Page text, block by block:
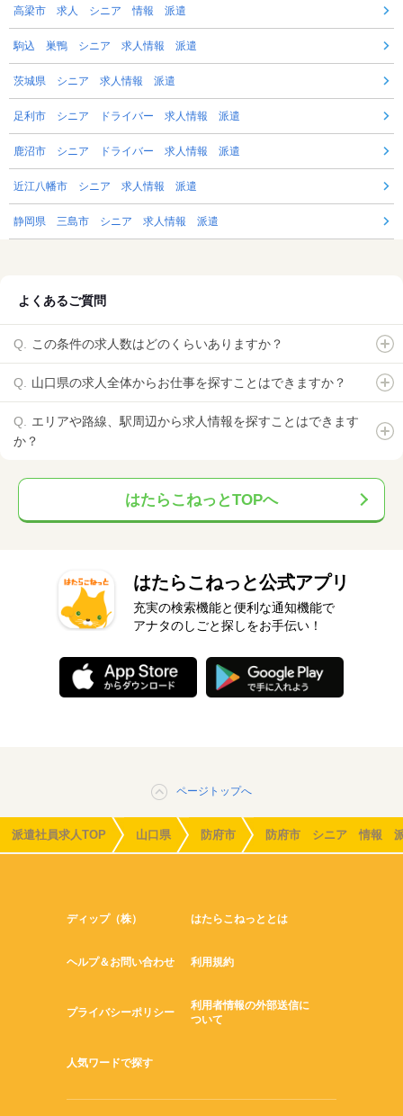
高梁市 求人 シニア 情報 派遣
駒込 巣鴨 シニア 求人情報 派遣
茨城県 シニア 求人情報 派遣
足利市 シニア ドライバー 求人情報 派遣
鹿沼市 シニア ドライバー 求人情報 派遣
近江八幡市 シニア 求人情報 派遣
静岡県 三島市 シニア 求人情報 派遣
よくあるご質問
この条件の求人数はどのくらいありますか？
山口県の求人全体からお仕事を探すことはできますか？
エリアや路線、駅周辺から求人情報を探すことはできます
か？
はたらこねっとTOPへ
はたらこねっと公式アプリ
充実の検索機能と便利な通知機能で
アナタのしごと探しをお手伝い！
ページトップへ
派遣社員求人TOP 山口県 防府市 防府市 シニア 情報 派
ディップ（株） はたらこねっととは
ヘルプ＆お問い合わせ 利用規約
プライバシーポリシー
利用者情報の外部送信に
ついて
人気ワードで探す